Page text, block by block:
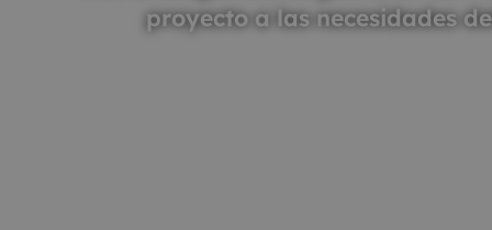
proyecto a las necesidades